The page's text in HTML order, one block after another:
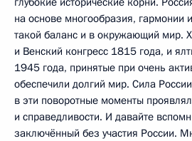
на основе многообразия, гармонии
такой баланс и в окружающий мир.
и Венский конгресс 1815 года, и
1945 года, принятые при очень
обеспечили долгий мир. Сила
в эти поворотные моменты
и справедливости. И давайте
заключённый без участия России.